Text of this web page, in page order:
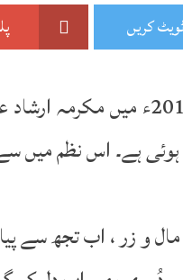
کریں
روزنامہ ’’الفضل‘‘ ربوہ
ہے۔ اس نظم میں سے
مال و زر ، اب تجھ سے